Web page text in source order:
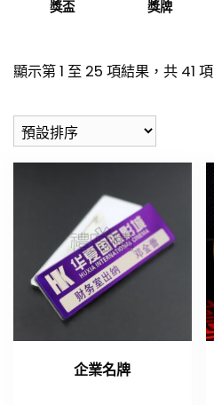
獎盃 獎牌
顯示第 1 至 25 項結果，共 41 項
企業名牌